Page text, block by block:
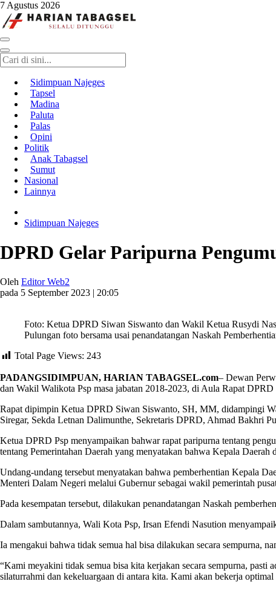
7 Agustus 2026
Sidimpuan Najeges
Tapsel
Madina
Paluta
Palas
Opini
Politik
Anak Tabagsel
Sumut
Nasional
Lainnya
Sidimpuan Najeges
DPRD Gelar Paripurna
Oleh Editor Web2
pada 5 September 2023 | 20:05
Foto: Ketua DPRD Siwan Siswanto dan Wakil Ketua Rusydi
Pulungan foto bersama usai penandatangan Naskah
Total Page Views: 243
PADANGSIDIMPUAN, HARIAN TABAGSEL.com– Dewan
dan Wakil Walikota Psp masa jabatan 2018-2023, di Aula Rapat DPRD
Rapat dipimpin Ketua DPRD Siwan Siswanto, SH, MM, didampingi
Siregar, Sekda Letnan Dalimunthe, Sekretaris DPRD, Ahmad Bakhri
Ketua DPRD Psp menyampaikan bahwar rapat paripurna tentang
tentang Pemerintahan Daerah yang menyatakan bahwa Kepala
Undang-undang tersebut menyatakan bahwa pemberhentian Kepala
Menteri Dalam Negeri melalui Gubernur sebagai wakil pemerintah
Pada kesempatan tersebut, dilakukan penandatangan Naskah
Dalam sambutannya, Wali Kota Psp, Irsan Efendi Nasution
Ia mengakui bahwa tidak semua hal bisa dilakukan secara sempurna,
“Kami meyakini tidak semua bisa kita kerjakan secara sempurna, pasti
silaturrahmi dan kekeluargaan di antara kita. Kami akan bekerja